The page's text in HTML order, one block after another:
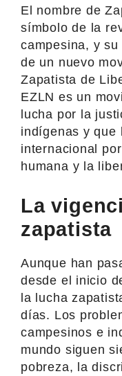
El nombre de
símbolo de la
campesina, y
de un nuevo
Zapatista de
EZLN es un
lucha por la
indígenas y que
internacional
humana y la
La
zapatista
Aunque han
desde el inicio
la lucha
días. Los
campesinos e
mundo siguen
pobreza, la